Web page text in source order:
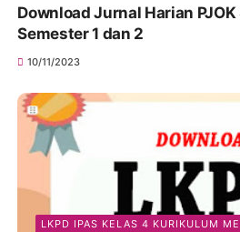
Download Jurnal Harian PJOK
Semester 1 dan 2
10/11/2023
LKPD IPAS KELAS 4 KURIKULUM